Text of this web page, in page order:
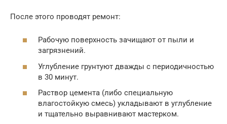
После этого проводят ремонт:
Рабочую поверхность зачищают от пыли и
загрязнений.
Углубление грунтуют дважды с периодичностью
в 30 минут.
Раствор цемента (либо специальную
влагостойкую смесь) укладывают в углубление
и тщательно выравнивают мастерком.